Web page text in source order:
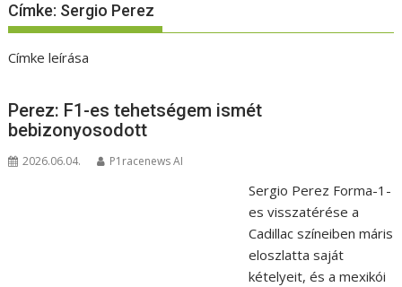
Címke: Sergio Perez
Címke leírása
Perez: F1-es tehetségem ismét
bebizonyosodott
2026.06.04. P1racenews AI
Sergio Perez Forma-1-
es visszatérése a
Cadillac színeiben máris
eloszlatta saját
kételyeit, és a mexikói